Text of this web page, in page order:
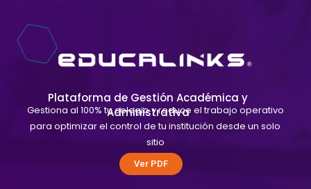
Ver PDF
Gestiona al 100% tu colegio y reduce el trabajo operativo
para optimizar el control de tu institución desde un solo
sitio
Plataforma de Gestión Académica y
Administrativa